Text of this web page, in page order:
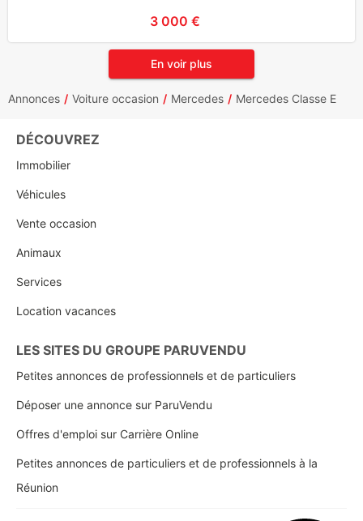
3 000 €
En voir plus
Annonces Voiture occasion Mercedes Mercedes Classe E
DÉCOUVREZ
Immobilier
Véhicules
Vente occasion
Animaux
Services
Location vacances
LES SITES DU GROUPE PARUVENDU
Petites annonces de professionnels et de particuliers
Déposer une annonce sur ParuVendu
Offres d'emploi sur Carrière Online
Petites annonces de particuliers et de professionnels à la
Réunion